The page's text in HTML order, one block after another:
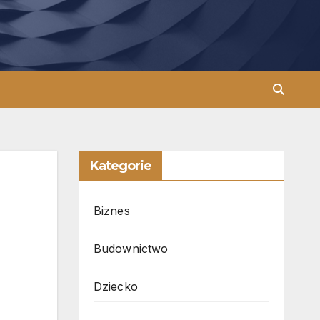
Kategorie
Biznes
Budownictwo
Dziecko